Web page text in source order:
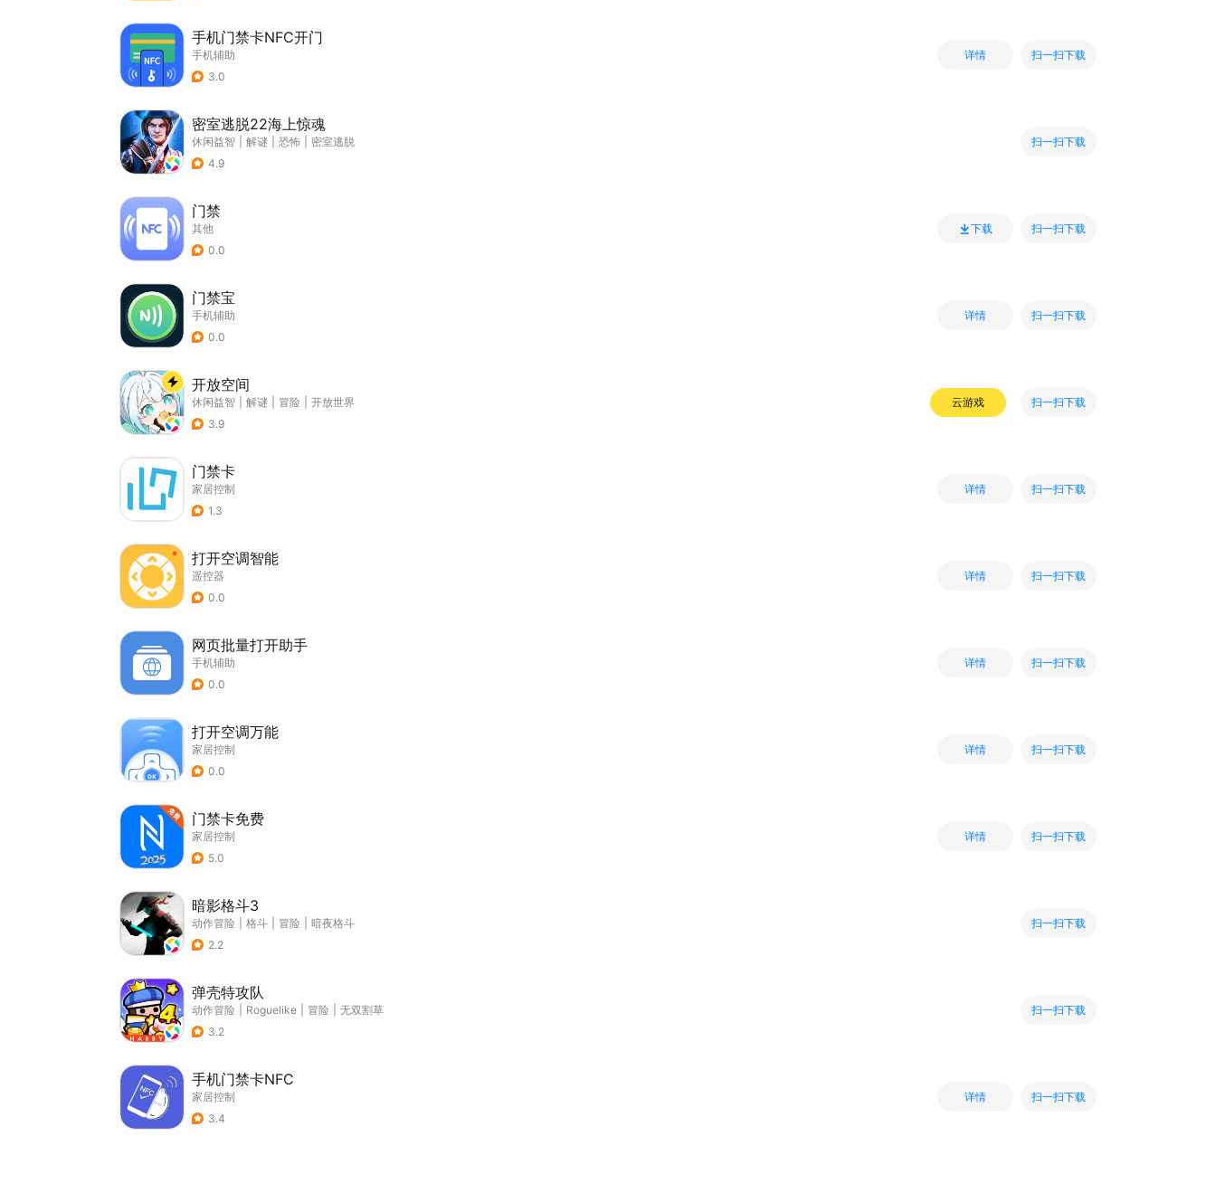
手机门禁卡NFC开门
手机辅助
3.0
详情 扫一扫下载
密室逃脱22海上惊魂
休闲益智 解谜 恐怖
密室逃脱
4.9
扫一扫下载
门禁
其他
0.0
下载 扫一扫下载
门禁宝
手机辅助
0.0
详情 扫一扫下载
开放空间
休闲益智 解谜 冒险
开放世界
3.9
云游戏 扫一扫下载
门禁卡
家居控制
1.3
详情 扫一扫下载
打开空调智能
遥控器
0.0
详情 扫一扫下载
网页批量打开助手
手机辅助
0.0
详情 扫一扫下载
打开空调万能
家居控制
0.0
详情 扫一扫下载
门禁卡免费
家居控制
5.0
详情 扫一扫下载
暗影格斗3
动作冒险 格斗 冒险
暗夜格斗
2.2
扫一扫下载
弹壳特攻队
动作冒险 Roguelike 冒险
无双割草
3.2
扫一扫下载
手机门禁卡NFC
家居控制
3.4
详情 扫一扫下载